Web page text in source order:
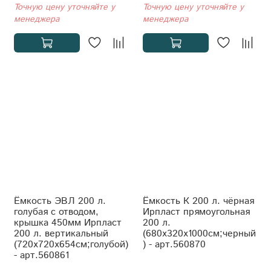
Точную цену уточняйте у
менеджера
Точную цену уточняйте у
менеджера
Ёмкость ЭВЛ 200 л.
голубая с отводом,
крышка 450мм Ирпласт
200 л. вертикальный
(720x720x654см;голубой)
- арт.560861
Ёмкость К 200 л. чёрная
Ирпласт прямоугольная
200 л.
(680x320x1000см;черный
) - арт.560870